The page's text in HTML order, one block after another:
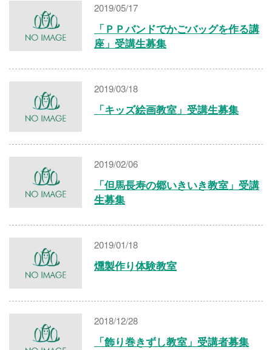
2019/05/17
「ＰＰバンドでかごバッグを作る講
座」受講生募集
2019/03/18
「キッズ絵画教室」受講生募集
2019/02/06
「但馬長寿の郷いきいき教室」受講
生募集
2019/01/18
燻製作り体験教室
2018/12/28
「飾り巻きずし教室」受講者募集